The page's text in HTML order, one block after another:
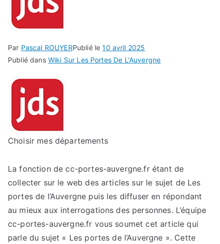
Par Pascal ROUYERPublié le10 avril 2025
Publié dans Wiki Sur Les Portes De L'Auvergne
Choisir mes départements
La fonction de cc-portes-auvergne.fr étant de
collecter sur le web des articles sur le sujet de Les
portes de l’Auvergne puis les diffuser en répondant
au mieux aux interrogations des personnes. L’équipe
cc-portes-auvergne.fr vous soumet cet article qui
parle du sujet « Les portes de l’Auvergne ». Cette